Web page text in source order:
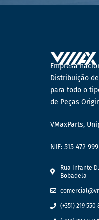
Empresa
Distribuição
para todo o
de Peças
VMaxParts,
NIF: 515 472 999
Rua Infante
Bobadela
(+351) 219 550